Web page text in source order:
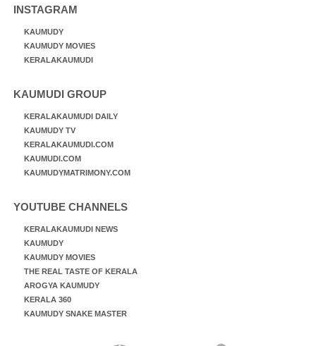
INSTAGRAM
KAUMUDY
KAUMUDY MOVIES
KERALAKAUMUDI
KAUMUDI GROUP
KERALAKAUMUDI DAILY
KAUMUDY TV
KERALAKAUMUDI.COM
KAUMUDI.COM
KAUMUDYMATRIMONY.COM
YOUTUBE CHANNELS
KERALAKAUMUDI NEWS
KAUMUDY
KAUMUDY MOVIES
THE REAL TASTE OF KERALA
AROGYA KAUMUDY
KERALA 360
KAUMUDY SNAKE MASTER